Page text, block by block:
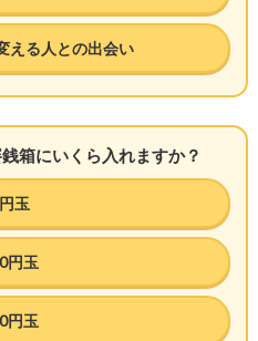
える人との出会い
箱にいくら入れますか？
玉
円玉
円玉